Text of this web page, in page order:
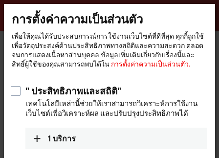
Beckhoff
-
New
Automation
Technology
myBeckhoff
หน้า
หลัก
Products I/O EtherCAT Box
ERxxxx | Zinc die-cast housing
ER3xxx | Analog input
ER3xxx | Zinc die-cast EtherCAT Box,
analog input
ER3xxx | Analog input
การตั้งค่าความเป็นส่วนตัว
เพื่อให้คุณได้รับประสบการณ์การใช้งานเว็บไซต์ที่ดีที่สุด คุกกี้ถูกใช้
เพื่อวัตถุประสงค์ด้านประสิทธิภาพทางสถิติและความสะดวก ตลอด
จนการแสดงเนื้อหาส่วนบุคคล ข้อมูลเพิ่มเติมเกี่ยวกับเรื่องนี้และ
สิทธิ์ผู้ใช้ของคุณสามารถพบได้ใน การตั้งค่าความเป็นส่วนตัว.
" ประสิทธิภาพและสถิติ"
เทคโนโลยีเหล่านี้ช่วยให้เราสามารถวิเคราะห์การใช้งาน
เว็บไซต์เพื่อวิเคราะห์ผล และปรับปรุงประสิทธิภาพได้
1 บริการ